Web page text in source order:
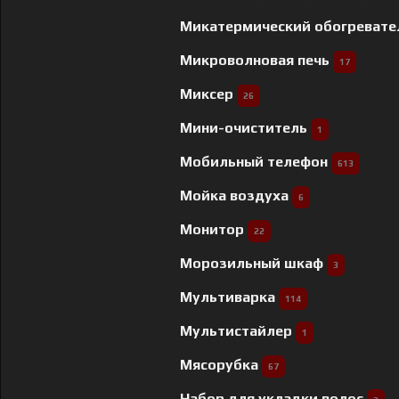
Микатермический
Микроволновая печь 17
Миксер 26
Мини-очиститель 1
Мобильный телефон 613
Мойка воздуха 6
Монитор 22
Морозильный шкаф 3
Мультиварка 114
Мультистайлер 1
Мясорубка 67